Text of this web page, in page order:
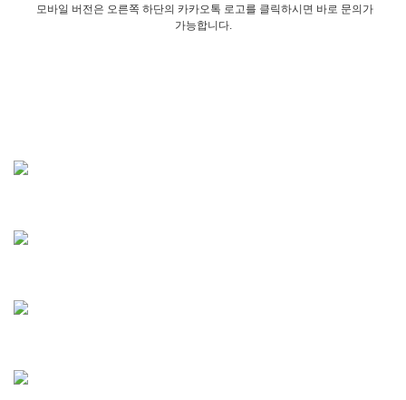
모바일 버전은 오른쪽 하단의 카카오톡 로고를 클릭하시면 바로 문의가
가능합니다.